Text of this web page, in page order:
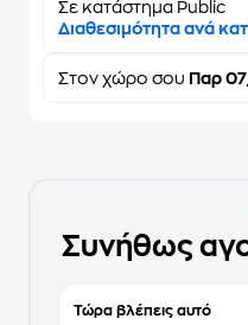
Σε κατάστημα Public
Διαθεσιμότητα ανά
Στον χώρο σου Παρ
Συνήθως
Τώρα βλέπεις αυτό